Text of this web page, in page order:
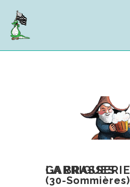
LA BRASSERIE DES GARRIGUES
(30-Sommières)